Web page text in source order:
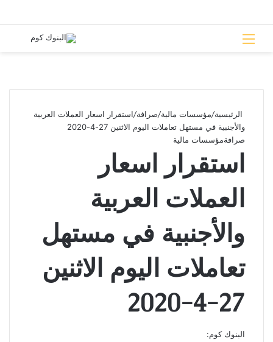
القائمة
الرئيسية/مؤسسات مالية/صرافة/استقرار اسعار العملات العربية
والأجنبية في مستهل تعاملات اليوم الاثنين 27-4-2020
صرافةمؤسسات مالية
استقرار اسعار
العملات العربية
والأجنبية في مستهل
تعاملات اليوم الاثنين
27-4-2020
البنوك كوم: